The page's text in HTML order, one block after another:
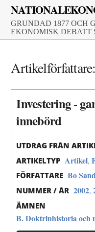
Skip
content
GRUNDAD 1877 OCH
EKONOMISK DEBATT
Investering -
innebörd
UTDRAG FRÅN
ARTIKELTYP Artikel,
FÖRFATTARE Bo
NUMMER / ÅR 2002,
ÄMNEN
B. Doktrinhistoria och